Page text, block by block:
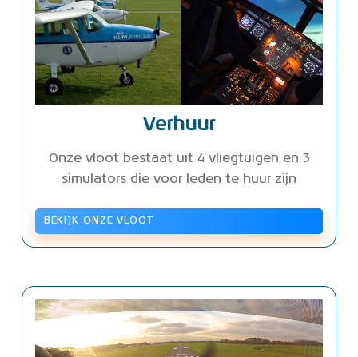
Verhuur
Onze vloot bestaat uit 4 vliegtuigen en 3
simulators die voor leden te huur zijn
BEKIJK ONZE VLOOT